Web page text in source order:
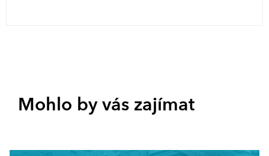
Mohlo by vás zajímat